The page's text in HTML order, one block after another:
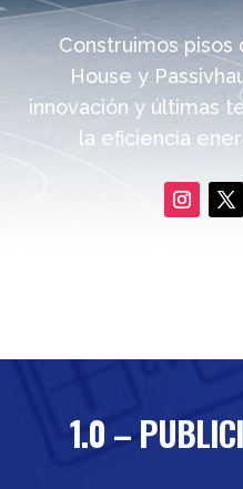
Construimos pisos
House y
innovación y últimas
la eficiencia
1.0 –